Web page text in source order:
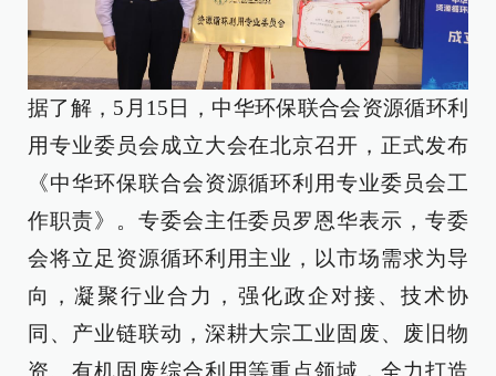
据了解，5月15日，中华环保联合会资源循环利
用专业委员会成立大会在北京召开，正式发布
《中华环保联合会资源循环利用专业委员会工
作职责》。专委会主任委员罗恩华表示，专委
会将立足资源循环利用主业，以市场需求为导
向，凝聚行业合力，强化政企对接、技术协
同、产业链联动，深耕大宗工业固废、废旧物